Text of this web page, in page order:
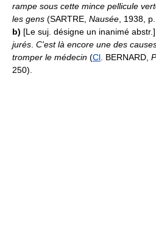
rampe sous cette mince pellicule
les gens (SARTRE, Nausée , 1938,
b) [Le suj. désigne un inanimé abstr.]
jurés C'est là encore une des
tromper le médecin (Cl . BERNARD,
250).